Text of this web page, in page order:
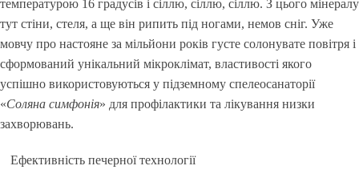
температурою 16 градусів і сіллю, сіллю, сіллю. З цього мінералу
тут стіни, стеля, а ще він рипить під ногами, немов сніг. Уже
мовчу про настояне за мільйони років густе солонувате повітря і
сформований унікальний мікроклімат, властивості якого
успішно використовуються у підземному спелеосанаторії
«Соляна симфонія» для профілактики та лікування низки
захворювань.
Ефективність печерної технології